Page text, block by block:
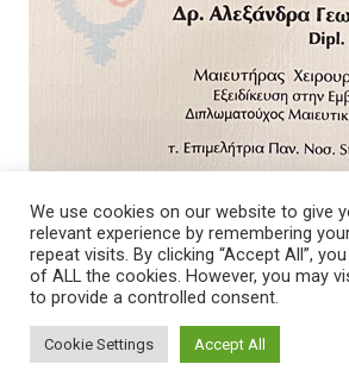
© 2026 - Νοσοκομείο. All Rights
We use cookies on our website to give
relevant experience by remembering
repeat visits. By clicking “Accept All”,
of ALL the cookies. However, you may
to provide a controlled consent.
Cookie Settings Accept All